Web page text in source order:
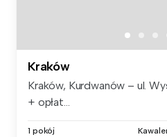
Kraków
Kraków, Kurdwanów – ul.
+ opłat...
1 pokój